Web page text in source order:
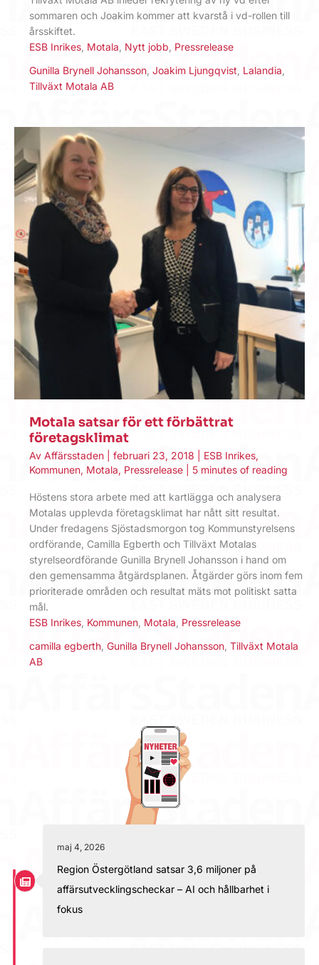
sommaren och Joakim kommer att kvarstå i vd-rollen till
årsskiftet.
ESB Inrikes Motala Nytt jobb Pressrelease
Gunilla Brynell Johansson Joakim Ljungqvist Lalandia
Tillväxt Motala AB
Motala satsar för ett förbättrat
företagsklimat
Av Affärsstaden februari 23, 2018 ESB Inrikes,
Kommunen, Motala, Pressrelease 5 minutes of reading
Höstens stora arbete med att kartlägga och analysera
Motalas upplevda företagsklimat har nått sitt resultat.
Under fredagens Sjöstadsmorgon tog Kommunstyrelsens
ordförande, Camilla Egberth och Tillväxt Motalas
styrelseordförande Gunilla Brynell Johansson i hand om
den gemensamma åtgärdsplanen. Åtgärder görs inom fem
prioriterade områden och resultat mäts mot politiskt satta
mål.
ESB Inrikes Kommunen Motala Pressrelease
camilla egberth Gunilla Brynell Johansson Tillväxt Motala
AB
maj 4, 2026
Region Östergötland satsar 3,6 miljoner på
affärsutvecklingscheckar – AI och hållbarhet i
fokus